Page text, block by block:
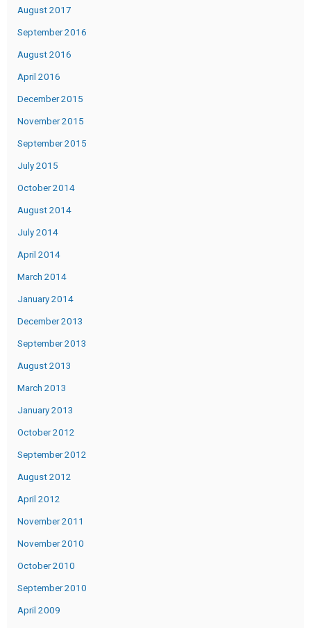
August 2017
September 2016
August 2016
April 2016
December 2015
November 2015
September 2015
July 2015
October 2014
August 2014
July 2014
April 2014
March 2014
January 2014
December 2013
September 2013
August 2013
March 2013
January 2013
October 2012
September 2012
August 2012
April 2012
November 2011
November 2010
October 2010
September 2010
April 2009